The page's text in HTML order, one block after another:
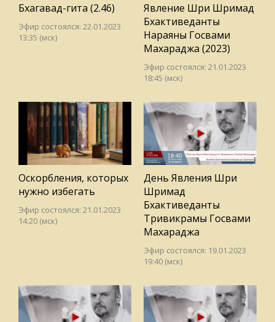
Бхагавад-гита (2.46)
Эфир состоялся: 22.01.2023
13:35 (мск)
Явление Шри Шримад
Бхактиведанты
Нараяны Госвами
Махараджа (2023)
Эфир состоялся: 21.01.2023
18:45 (мск)
Оскорбления, которых
нужно избегать
Эфир состоялся: 21.01.2023
14:20 (мск)
День Явления Шри
Шримад
Бхактиведанты
Тривикрамы Госвами
Махараджа
Эфир состоялся: 19.01.2023
19:40 (мск)